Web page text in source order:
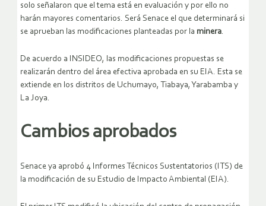
solo señalaron que el tema está en evaluación y por ello no
harán mayores comentarios. Será Senace el que determinará si
se aprueban las modificaciones planteadas por la minera.
De acuerdo a INSIDEO, las modificaciones propuestas se
realizarán dentro del área efectiva aprobada en su EIA. Esta se
extiende en los distritos de Uchumayo, Tiabaya, Yarabamba y
La Joya.
Cambios aprobados
Senace ya aprobó 4 Informes Técnicos Sustentatorios (ITS) de
la modificación de su Estudio de Impacto Ambiental (EIA).